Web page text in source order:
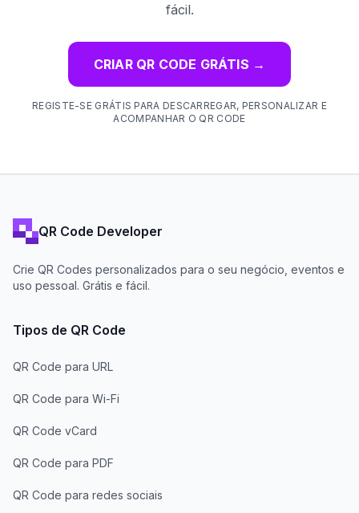
fácil.
CRIAR QR CODE GRÁTIS →
REGISTE-SE GRÁTIS PARA DESCARREGAR, PERSONALIZAR E
ACOMPANHAR O QR CODE
QR Code Developer
Crie QR Codes personalizados para o seu negócio, eventos e
uso pessoal. Grátis e fácil.
Tipos de QR Code
QR Code para URL
QR Code para Wi-Fi
QR Code vCard
QR Code para PDF
QR Code para redes sociais